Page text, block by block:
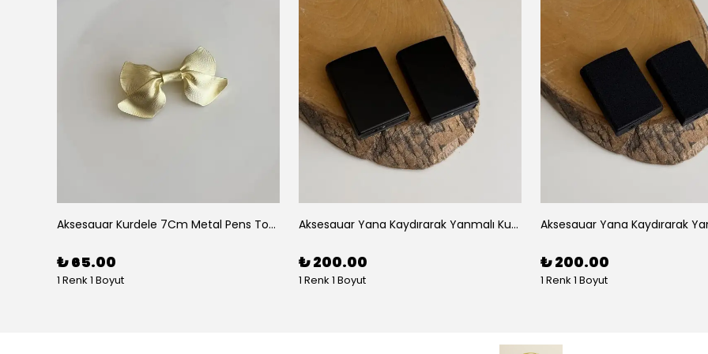
Aksesauar Kurdele 7Cm Metal Pens Toka
₺ 65.00
1 Renk 1 Boyut
Aksesauar Yana Kaydırarak Yanmalı Kum Siyah Çakmak
₺ 200.00
1 Renk 1 Boyut
₺ 200.00
1 Renk 1 Boyut